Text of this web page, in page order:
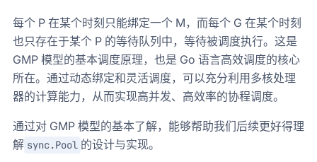
每个 P 在某个时刻只能绑定一个 M，而每个 G 在某个时刻
也只存在于某个 P 的等待队列中，等待被调度执行。这是
GMP 模型的基本调度原理，也是 Go 语言高效调度的核心
所在。通过动态绑定和灵活调度，可以充分利用多核处理
器的计算能力，从而实现高并发、高效率的协程调度。
通过对 GMP 模型的基本了解，能够帮助我们后续更好得理
解 sync.Pool 的设计与实现。